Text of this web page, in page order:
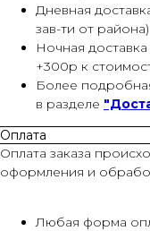
Дневная
зав-ти от района)
Ночная
+300р к
Более
в разделе
Оплата
Оплата заказа
оформления и
Любая форма